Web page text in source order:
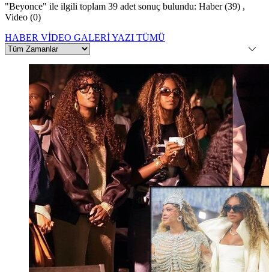
"Beyonce" ile ilgili toplam 39 adet sonuç bulundu: Haber (39) ,
Video (0)
HABER VİDEO GALERİYAZI TÜMÜ